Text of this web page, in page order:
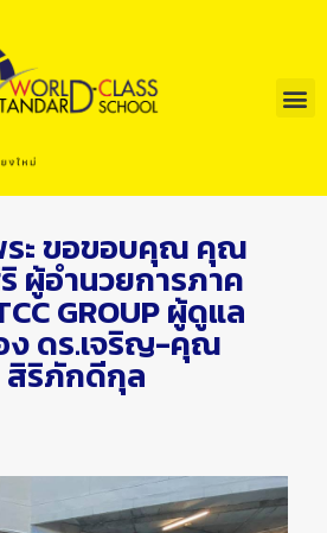
ระ ขอขอบคุณ คุณ
ผู้อำนวยการภาค
GROUP ผู้ดูแล
ดร.เจริญ-คุณ
ริภักดีกุล